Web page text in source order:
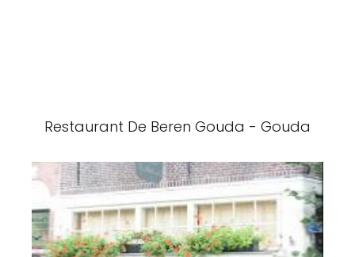
Restaurant De Beren Gouda - Gouda